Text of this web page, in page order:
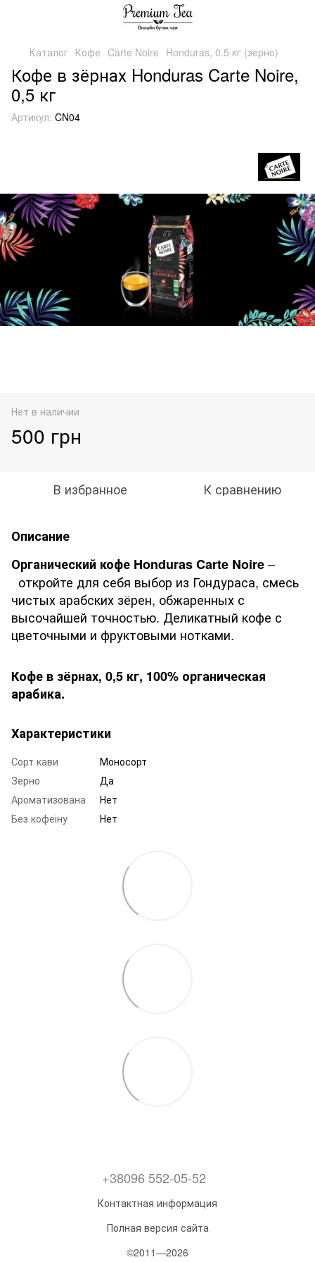
Каталог Кофе Carte Noire Honduras, 0.5 кг (зерно)
Кофе в зёрнах Honduras Carte Noire,
0,5 кг
Артикул: CN04
Нет в наличии
500 грн
В избранное К сравнению
Описание
Органический кофе Honduras Carte Noire–
откройте для себя выбор из Гондураса, смесь
чистых арабских зёрен, обжаренных с
высочайшей точностью. Деликатный кофе с
цветочными и фруктовыми нотками.
Кофе в зёрнах, 0,5 кг, 100% органическая
арабика.
Характеристики
Сорт кави
Моносорт
Зерно
Да
Ароматизована
Нет
Без кофеіну
Нет
+38096 552-05-52
Контактная информация
Полная версия сайта
©2011—2026